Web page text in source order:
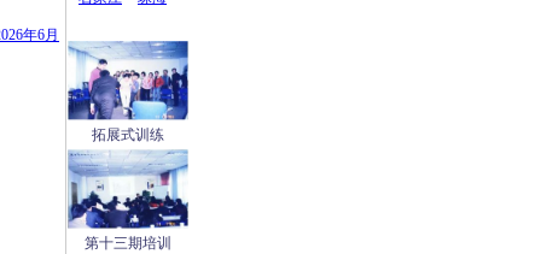
年6月
拓展式训练
第十三期培训